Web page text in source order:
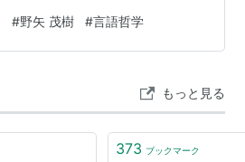
論点先取とは?ウィキペディア小
（ろんてんせんしゅ、英: Begging
い結論あ…
#野矢 茂樹 #言語哲学
もっと見る
373 ブックマーク